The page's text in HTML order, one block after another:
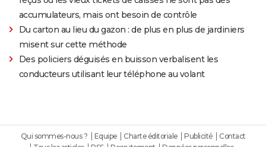
accumulateurs, mais ont besoin de contrôle
Du carton au lieu du gazon : de plus en plus de jardiniers
misent sur cette méthode
Des policiers déguisés en buisson verbalisent les
conducteurs utilisant leur téléphone au volant
Qui sommes-nous ? Equipe Charte éditoriale Publicité
Contact